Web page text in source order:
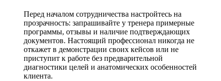
Перед началом сотрудничества настройтесь на
прозрачность: запрашивайте у тренера примерные
программы, отзывы и наличие подтверждающих
документов. Настоящий профессионал никогда не
откажет в демонстрации своих кейсов или не
приступит к работе без предварительной
диагностики целей и анатомических особенностей
клиента.